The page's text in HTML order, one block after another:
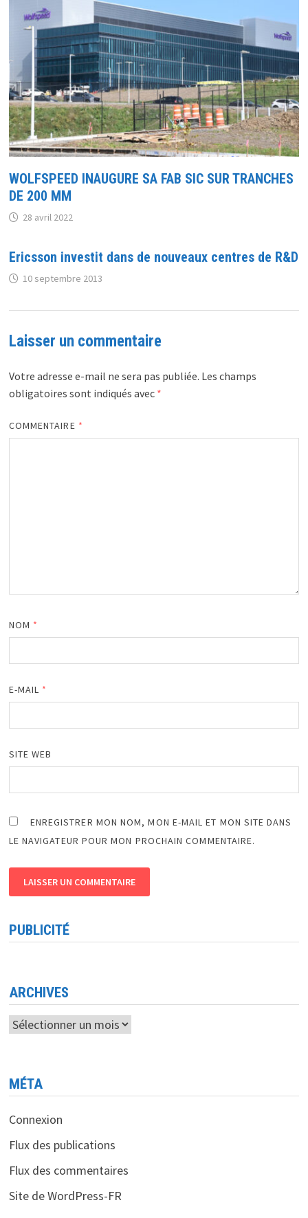
WOLFSPEED INAUGURE SA FAB SIC SUR TRANCHES
DE 200 MM
28 avril 2022
Ericsson investit dans de nouveaux centres de R&D
10 septembre 2013
Laisser un commentaire
Votre adresse e-mail ne sera pas publiée. Les champs
obligatoires sont indiqués avec *
COMMENTAIRE *
NOM *
E-MAIL *
SITE WEB
ENREGISTRER MON NOM, MON E-MAIL ET MON SITE DANS
LE NAVIGATEUR POUR MON PROCHAIN COMMENTAIRE.
PUBLICITÉ
ARCHIVES
Archives
MÉTA
Connexion
Flux des publications
Flux des commentaires
Site de WordPress-FR